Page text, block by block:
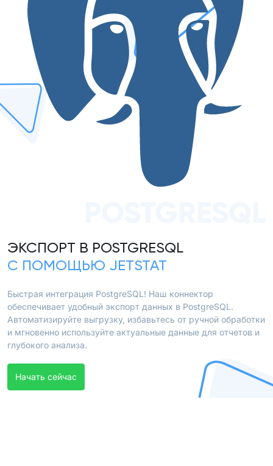
ЭКСПОРТ В POSTGRESQL
С ПОМОЩЬЮ JETSTAT
Быстрая интеграция PostgreSQL! Наш коннектор
обеспечивает удобный экспорт данных в PostgreSQL.
Автоматизируйте выгрузку, избавьтесь от ручной обработки
и мгновенно используйте актуальные данные для отчетов и
глубокого анализа.
Начать сейчас